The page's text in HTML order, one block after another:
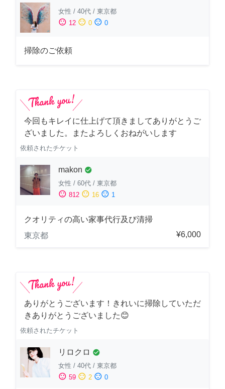
女性 / 40代 / 東京都
sentiment_satisfied 12 sentiment_neutral 0 sentiment_dissatisfied 0
掃除のご依頼
今回もキレイに仕上げて頂きましてありがとうご
ざいました。またよろしくおねがいします
依頼されたチケット
makon check_circle
女性 / 60代 / 東京都
sentiment_satisfied 812 sentiment_neutral 16 sentiment_dissatisfied 1
クオリティの高い家事代行及び清掃
東京都
¥6,000
ありがとうございます！きれいに掃除していただ
きありがとうございました😊
依頼されたチケット
リロクロ check_circle
女性 / 40代 / 東京都
sentiment_satisfied 59 sentiment_neutral 2 sentiment_dissatisfied 0